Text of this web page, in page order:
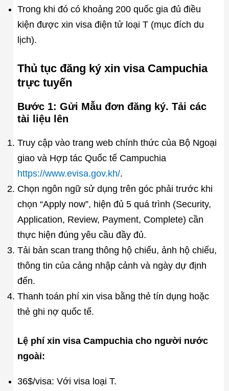
Trong khi đó có khoảng 200 quốc gia đủ điều
kiện được xin visa điện tử loại T (mục đích du
lịch).
Thủ tục đăng ký xin visa Campuchia
trực tuyến
Bước 1: Gửi Mẫu đơn đăng ký. Tải các
tài liệu lên
Truy cập vào trang web chính thức của Bộ Ngoại
giao và Hợp tác Quốc tế Campuchia
https://www.evisa.gov.kh/.
Chọn ngôn ngữ sử dụng trên góc phải trước khi
chọn “Apply now”, hiện đủ 5 quá trình (Security,
Application, Review, Payment, Complete) cần
thực hiện đúng yêu cầu đầy đủ.
Tải bản scan trang thông hộ chiếu, ảnh hộ chiếu,
thông tin của cảng nhập cảnh và ngày dự định
đến.
Thanh toán phí xin visa bằng thẻ tín dụng hoặc
thẻ ghi nợ quốc tế.
Lệ phí xin visa Campuchia cho người nước
ngoài:
36$/visa: Với visa loại T.